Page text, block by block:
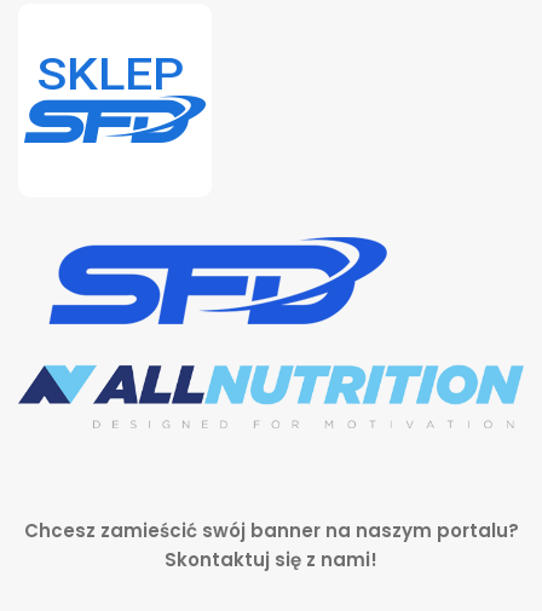
Chcesz zamieścić swój banner na naszym portalu?
Skontaktuj się z nami!